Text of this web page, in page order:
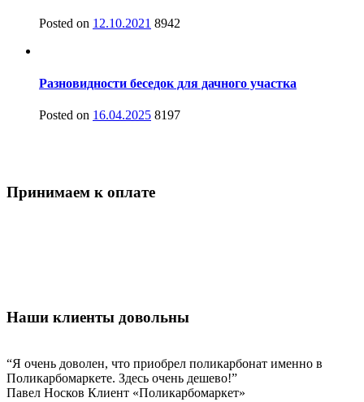
Posted on 12.10.2021 8942
Разновидности беседок для дачного участка
Posted on 16.04.2025 8197
Принимаем к оплате
Наши клиенты довольны
“Я очень доволен, что приобрел поликарбонат именно в
Поликарбомаркете. Здесь очень дешево!”
Павел Носков Клиент «Поликарбомаркет»